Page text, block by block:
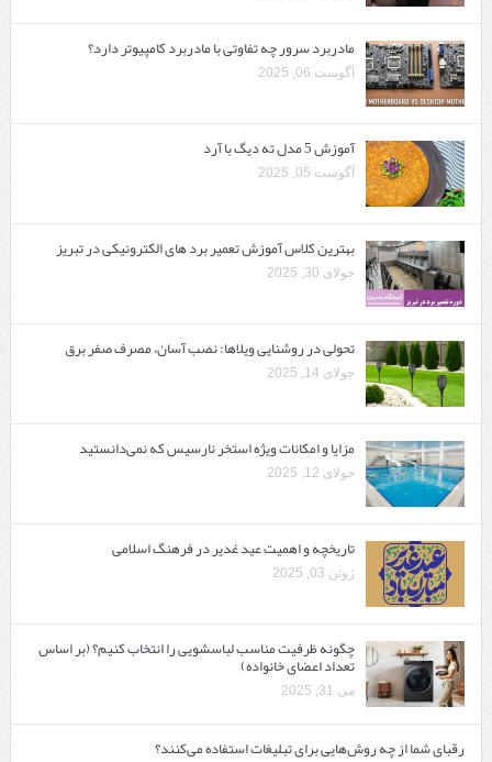
مادربرد سرور چه تفاوتی با مادربرد کامپیوتر دارد؟
آگوست 06, 2025
آموزش 5 مدل ته دیگ با آرد
آگوست 05, 2025
بهترین کلاس آموزش تعمیر برد های الکترونیکی در تبریز
جولای 30, 2025
تحولی در روشنایی ویلاها: نصب آسان، مصرف صفر برق
جولای 14, 2025
مزایا و امکانات ویژه استخر نارسیس که نمی‌دانستید
جولای 12, 2025
تاریخچه و اهمیت عید غدیر در فرهنگ اسلامی
ژوئن 03, 2025
چگونه ظرفیت مناسب لباسشویی را انتخاب کنیم؟ (بر اساس
تعداد اعضای خانواده)
می 31, 2025
رقبای شما از چه روش‌هایی برای تبلیغات استفاده می‌کنند؟